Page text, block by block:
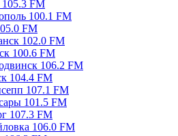
FM
100.1 FM
FM
102.0 FM
100.6 FM
106.2 FM
104.4 FM
107.1 FM
101.5 FM
107.3 FM
106.0 FM